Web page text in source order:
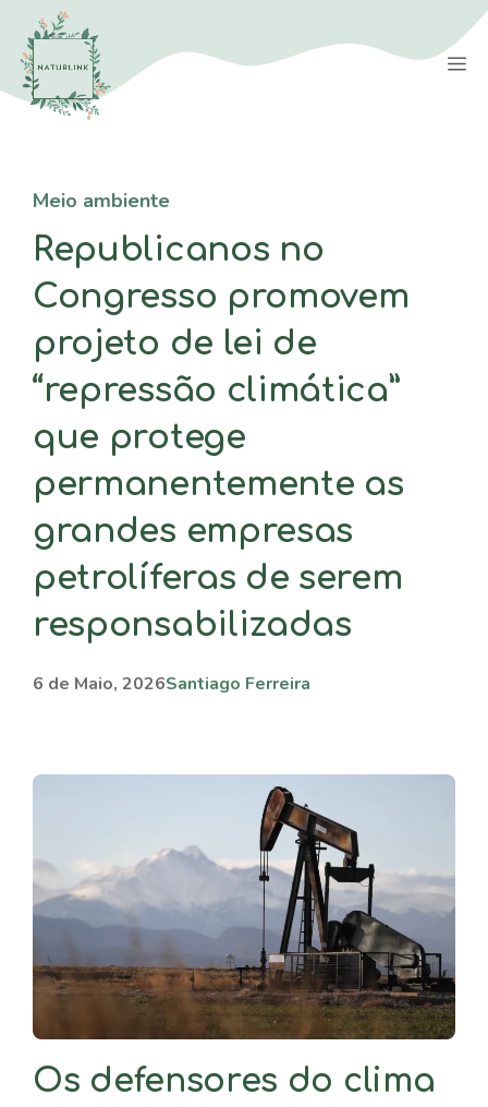
Saltar
para
conteúdo
Meio ambiente
Republicanos no
Congresso promovem
projeto de lei de
“repressão climática”
que protege
permanentemente as
grandes empresas
petrolíferas de serem
responsabilizadas
6 de Maio, 2026Santiago Ferreira
Os defensores do clima